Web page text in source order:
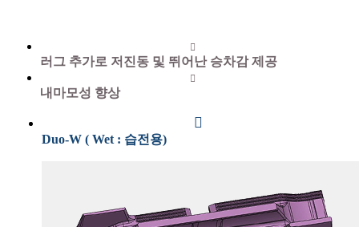
러그 추가로 저진동 및 뛰어난 승차감제공
내마모성 향상
Duo-W ( Wet : 습전용)